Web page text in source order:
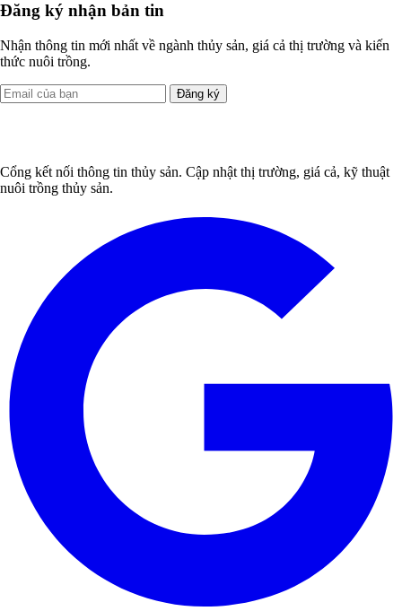
Đăng ký nhận bản tin
Nhận thông tin mới nhất về ngành thủy sản, giá cả thị trường và kiến
thức nuôi trồng.
Đăng ký
Cổng kết nối thông tin thủy sản. Cập nhật thị trường, giá cả, kỹ thuật
nuôi trồng thủy sản.